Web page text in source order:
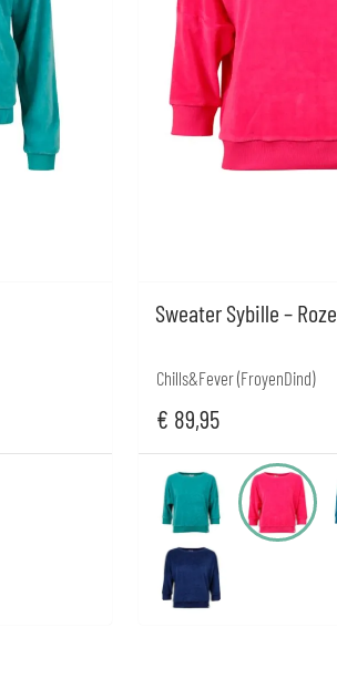
Sweater Sybille – Roze
Chills&Fever (FroyenDind)
€ 89,95